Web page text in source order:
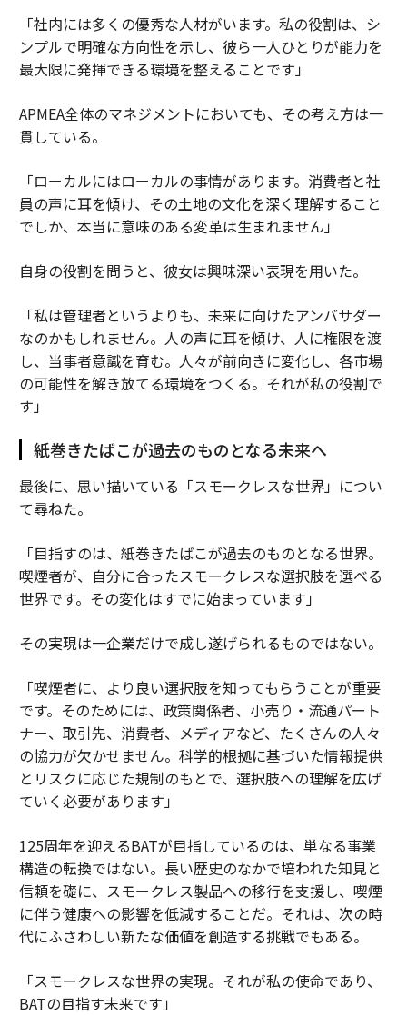
「社内には多くの優秀な人材がいます。私の役割は、シ
ンプルで明確な方向性を示し、彼ら一人ひとりが能力を
最大限に発揮できる環境を整えることです」
APMEA全体のマネジメントにおいても、その考え方は一
貫している。
「ローカルにはローカルの事情があります。消費者と社
員の声に耳を傾け、その土地の文化を深く理解すること
でしか、本当に意味のある変革は生まれません」
自身の役割を問うと、彼女は興味深い表現を用いた。
「私は管理者というよりも、未来に向けたアンバサダー
なのかもしれません。人の声に耳を傾け、人に権限を渡
し、当事者意識を育む。人々が前向きに変化し、各市場
の可能性を解き放てる環境をつくる。それが私の役割で
す」
紙巻きたばこが過去のものとなる未来へ
最後に、思い描いている「スモークレスな世界」につい
て尋ねた。
「目指すのは、紙巻きたばこが過去のものとなる世界。
喫煙者が、自分に合ったスモークレスな選択肢を選べる
世界です。その変化はすでに始まっています」
その実現は一企業だけで成し遂げられるものではない。
「喫煙者に、より良い選択肢を知ってもらうことが重要
です。そのためには、政策関係者、小売り・流通パート
ナー、取引先、消費者、メディアなど、たくさんの人々
の協力が欠かせません。科学的根拠に基づいた情報提供
とリスクに応じた規制のもとで、選択肢への理解を広げ
ていく必要があります」
125周年を迎えるBATが目指しているのは、単なる事業
構造の転換ではない。長い歴史のなかで培われた知見と
信頼を礎に、スモークレス製品への移行を支援し、喫煙
に伴う健康への影響を低減することだ。それは、次の時
代にふさわしい新たな価値を創造する挑戦でもある。
「スモークレスな世界の実現。それが私の使命であり、
BATの目指す未来です」